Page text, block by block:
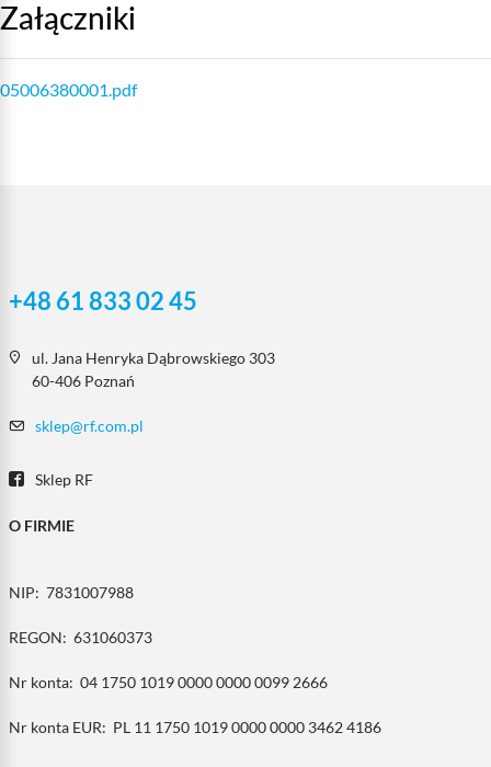
Załączniki
05006380001.pdf
+48 61 833 02 45
ul. Jana Henryka Dąbrowskiego 303
60-406 Poznań
sklep@rf.com.pl
Sklep RF
O FIRMIE
NIP: 7831007988
REGON: 631060373
Nr konta: 04 1750 1019 0000 0000 0099 2666
Nr konta EUR: PL 11 1750 1019 0000 0000 3462 4186